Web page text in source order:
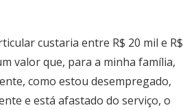
custaria entre R$ 20 mil e R$
valor que, para a minha família,
como estou desempregado,
e está afastado do serviço, o